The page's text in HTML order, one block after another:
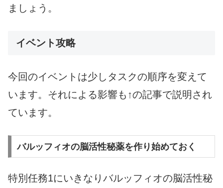
ましょう。
イベント攻略
今回のイベントは少しタスクの順序を変えて
います。それによる影響も↑の記事で説明され
ています。
バルッフィオの脳活性秘薬を作り始めておく
特別任務1にいきなりバルッフィオの脳活性秘